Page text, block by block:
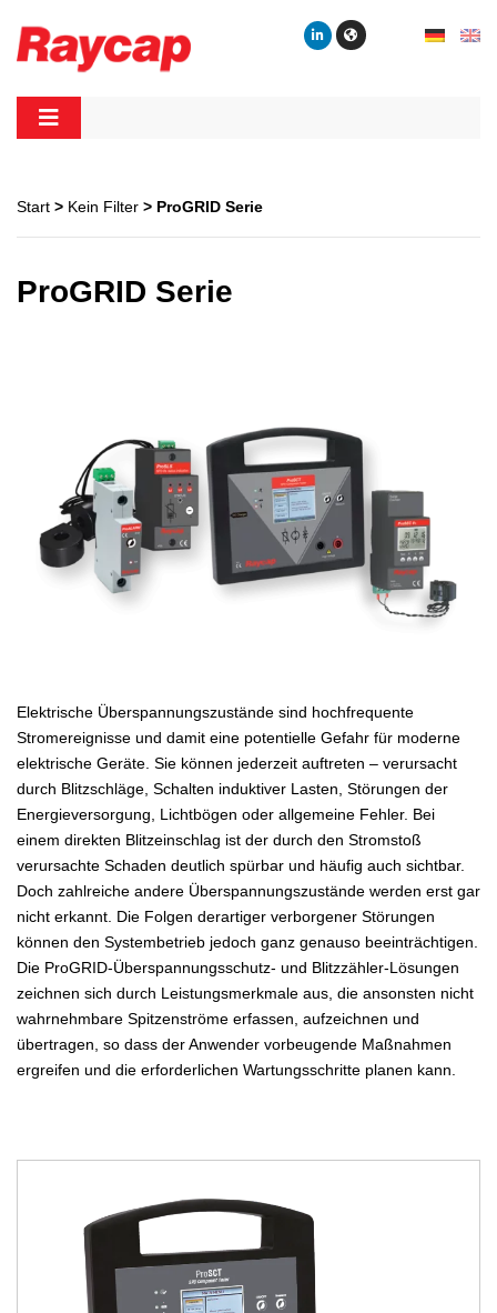
content
Start > Kein Filter > ProGRID Serie
ProGRID Serie
Elektrische Überspannungszustände sind hochfrequente
Stromereignisse und damit eine potentielle Gefahr für moderne
elektrische Geräte. Sie können jederzeit auftreten – verursacht
durch Blitzschläge, Schalten induktiver Lasten, Störungen der
Energieversorgung, Lichtbögen oder allgemeine Fehler. Bei
einem direkten Blitzeinschlag ist der durch den Stromstoß
verursachte Schaden deutlich spürbar und häufig auch sichtbar.
Doch zahlreiche andere Überspannungszustände werden erst gar
nicht erkannt. Die Folgen derartiger verborgener Störungen
können den Systembetrieb jedoch ganz genauso beeinträchtigen.
Die ProGRID-Überspannungsschutz- und Blitzzähler-Lösungen
zeichnen sich durch Leistungsmerkmale aus, die ansonsten nicht
wahrnehmbare Spitzenströme erfassen, aufzeichnen und
übertragen, so dass der Anwender vorbeugende Maßnahmen
ergreifen und die erforderlichen Wartungsschritte planen kann.